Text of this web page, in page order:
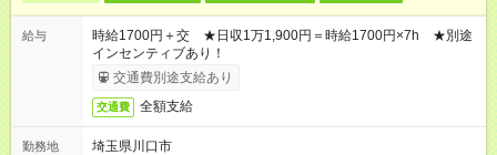
給与
時給1700円＋交 ★日収1万1,900円＝時給1700円×7h ★別途
インセンティブあり！
交通費別途支給あり
交通費 全額支給
勤務地
埼玉県川口市